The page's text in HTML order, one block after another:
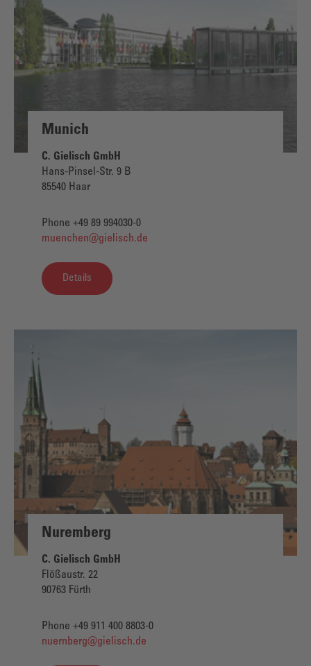
Munich
C. Gielisch GmbH
Hans-Pinsel-Str. 9 B
85540 Haar
Phone +49 89 994030-0
muenchen@gielisch.de
Details
Nuremberg
C. Gielisch GmbH
Flößaustr. 22
90763 Fürth
Phone +49 911 400 8803-0
nuernberg@gielisch.de